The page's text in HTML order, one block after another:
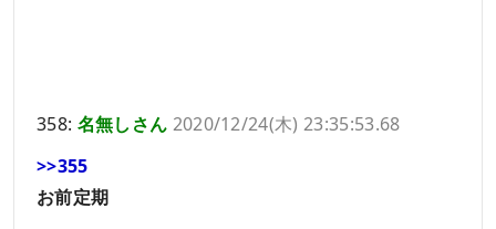
358: 名無しさん 2020/12/24(木) 23:35:53.68
>>355
お前定期